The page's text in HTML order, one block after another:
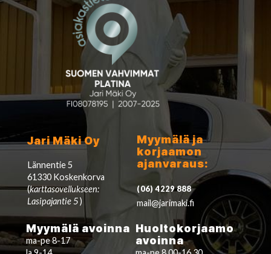
Jari Mäki Oy
Lännentie 5
61330 Koskenkorva
(karttasovellukseen:
Lasipajantie 5)
Myymälä ja
korjaamon
ajanvaraus:
(06) 4229 888
mail@jarimaki.fi
Myymälä avoinna
ma-pe 8-17
Huoltokorjaamo
avoinna